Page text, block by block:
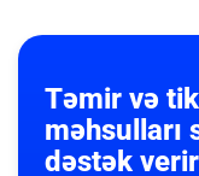
Təmir və
məhsulları
dəstək